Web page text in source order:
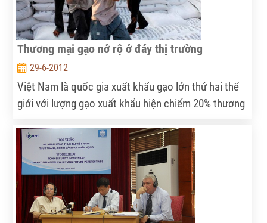
Thương mại gạo nở rộ ở đáy thị trường
29-6-2012
Việt Nam là quốc gia xuất khẩu gạo lớn thứ hai thế
giới với lượng gạo xuất khẩu hiện chiếm 20% thương
nước ta đã phát triển nhanh, đáng đoạt giải “ngoại
hạng”. Thế nhưng, giá gạo xuất khẩu của Việt Nam
hiện vẫn ở mức thấp nhất thế giới, điều này cho thấy
mặc dù thương mại gạo sôi động, nhưng lại diễn ra ở
đáy thị trường.